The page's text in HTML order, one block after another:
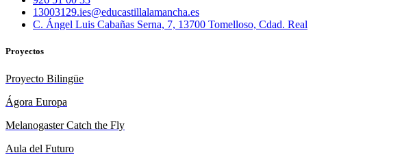
13003129.ies@educastillalamancha.es
C. Ángel Luis Cabañas Serna, 7, 13700 Tomelloso, Cdad. Real
Proyectos
Proyecto Bilingüe
Ágora Europa
Melanogaster Catch the Fly
Aula del Futuro